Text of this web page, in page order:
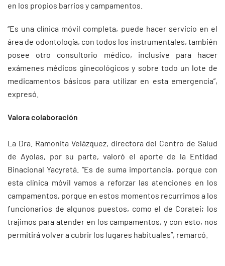
en los propios barrios y campamentos.
“Es una clínica móvil completa, puede hacer servicio en el
área de odontología, con todos los instrumentales, también
posee otro consultorio médico, inclusive para hacer
exámenes médicos ginecológicos y sobre todo un lote de
medicamentos básicos para utilizar en esta emergencia”,
expresó.
Valora colaboración
La Dra. Ramonita Velázquez, directora del Centro de Salud
de Ayolas, por su parte, valoró el aporte de la Entidad
Binacional Yacyretá. “Es de suma importancia, porque con
esta clínica móvil vamos a reforzar las atenciones en los
campamentos, porque en estos momentos recurrimos a los
funcionarios de algunos puestos, como el de Coratei; los
trajimos para atender en los campamentos, y con esto, nos
permitirá volver a cubrir los lugares habituales”, remarcó.